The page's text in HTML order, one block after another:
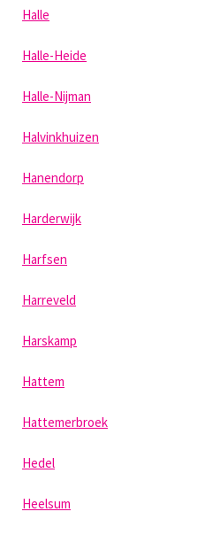
Halle
Halle-Heide
Halle-Nijman
Halvinkhuizen
Hanendorp
Harderwijk
Harfsen
Harreveld
Harskamp
Hattem
Hattemerbroek
Hedel
Heelsum